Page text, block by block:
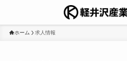
ホーム 求人情報